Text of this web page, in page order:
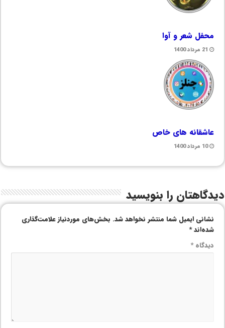
محفل شعر و آوا
21 مرداد 1400
عاشقانه های خاص
10 مرداد 1400
دیدگاهتان را بنویسید
نشانی ایمیل شما منتشر نخواهد شد. بخش‌های موردنیاز علامت‌گذاری
شده‌اند*
دیدگاه*